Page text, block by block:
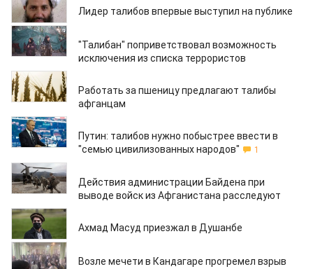
Лидер талибов впервые выступил на публике
25.10.2021
"Талибан" поприветствовал возможность
исключения из списка террористов
25.10.2021
Работать за пшеницу предлагают талибы
афганцам
22.10.2021
Путин: талибов нужно побыстрее ввести в
"семью цивилизованных народов"
1
19.10.2021
Действия администрации Байдена при
выводе войск из Афганистана расследуют
16.10.2021
Ахмад Масуд приезжал в Душанбе
15.10.2021
Возле мечети в Кандагаре прогремел взрыв